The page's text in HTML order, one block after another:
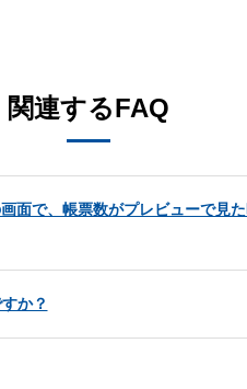
関連するFAQ
面で、帳票数がプレビューで見
か？